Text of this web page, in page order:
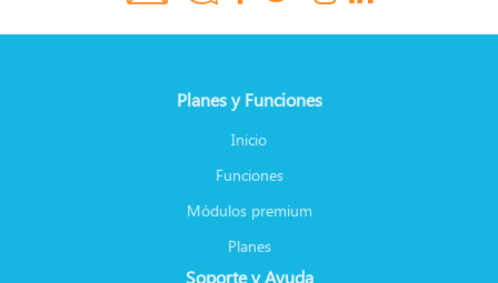
Planes y Funciones
Inicio
Funciones
Módulos premium
Planes
Soporte y Ayuda